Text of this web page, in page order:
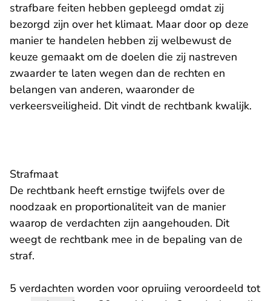
strafbare feiten hebben gepleegd omdat zij
bezorgd zijn over het klimaat. Maar door op deze
manier te handelen hebben zij welbewust de
keuze gemaakt om de doelen die zij nastreven
zwaarder te laten wegen dan de rechten en
belangen van anderen, waaronder de
verkeersveiligheid. Dit vindt de rechtbank kwalijk.
Strafmaat
De rechtbank heeft ernstige twijfels over de
noodzaak en proportionaliteit van de manier
waarop de verdachten zijn aangehouden. Dit
weegt de rechtbank mee in de bepaling van de
straf.
5 verdachten worden voor opruiing veroordeeld tot